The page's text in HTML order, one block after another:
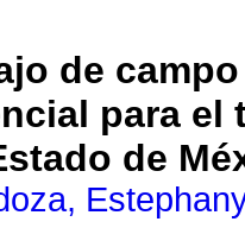
de
para el
de